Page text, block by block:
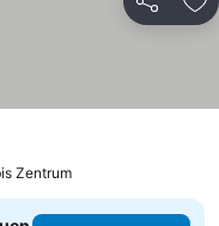
Teilen
Zentrum